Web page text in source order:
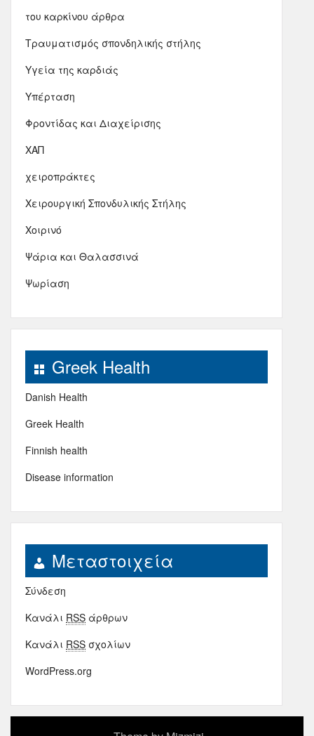
του καρκίνου άρθρα
Τραυματισμός σπονδηλικής στήλης
Υγεία της καρδιάς
Υπέρταση
Φροντίδας και Διαχείρισης
ΧΑΠ
χειροπράκτες
Χειρουργική Σπονδυλικής Στήλης
Χοιρινό
Ψάρια και Θαλασσινά
Ψωρίαση
Greek Health
Danish Health
Greek Health
Finnish health
Disease information
Μεταστοιχεία
Σύνδεση
Κανάλι RSS άρθρων
Κανάλι RSS σχολίων
WordPress.org